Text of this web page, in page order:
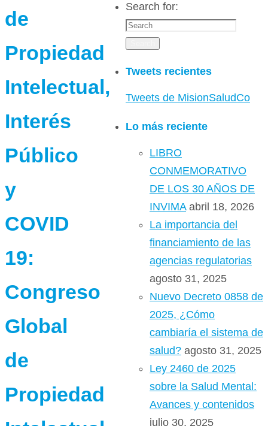
de
Propiedad
Intelectual,
Interés
Público
y
COVID
19:
Congreso
Global
de
Propiedad
Search for:
Tweets recientes
Tweets de MisionSaludCo
Lo más reciente
LIBRO
CONMEMORATIVO
DE LOS 30 AÑOS DE
INVIMA abril 18, 2026
La importancia del
financiamiento de las
agencias regulatorias
agosto 31, 2025
Nuevo Decreto 0858 de
2025, ¿Cómo
cambiaría el sistema de
salud? agosto 31, 2025
Ley 2460 de 2025
sobre la Salud Mental:
Avances y contenidos
julio 30, 2025